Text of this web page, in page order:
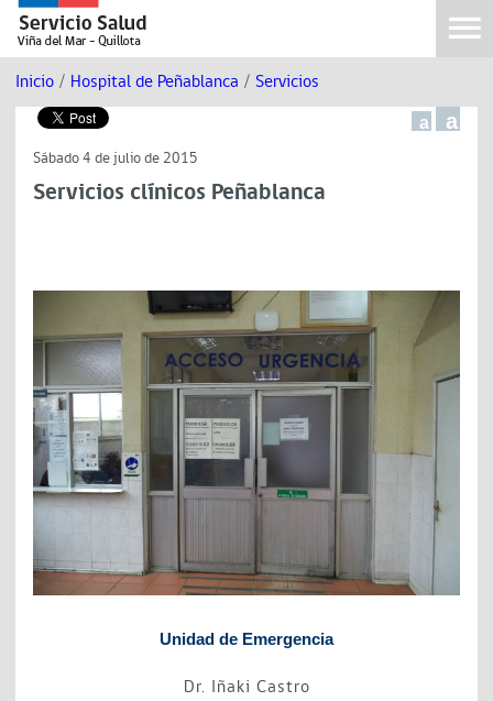
Inicio / Hospital de Peñablanca / Servicios
a a
Sábado 4 de julio de 2015
Servicios clínicos Peñablanca
Unidad de Emergencia
Dr. Iñaki Castro